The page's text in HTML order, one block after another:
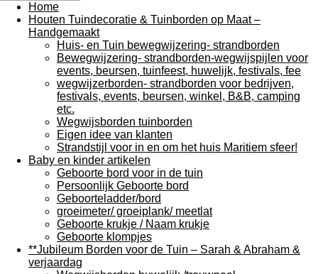
Home
Houten Tuindecoratie & Tuinborden op Maat –
Handgemaakt
Huis- en Tuin bewegwijzering- strandborden
Bewegwijzering- strandborden-wegwijspijlen voor
events, beursen, tuinfeest, huwelijk, festivals, fee
wegwijzerborden- strandborden voor bedrijven,
festivals, events, beursen, winkel, B&B, camping
etc.
Wegwijsborden tuinborden
Eigen idee van klanten
Strandstijl voor in en om het huis Maritiem sfeer!
Baby en kinder artikelen
Geboorte bord voor in de tuin
Persoonlijk Geboorte bord
Geboorteladder/bord
groeimeter/ groeiplank/ meetlat
Geboorte krukje / Naam krukje
Geboorte klompjes
**Jubileum Borden voor de Tuin – Sarah & Abraham &
verjaardag